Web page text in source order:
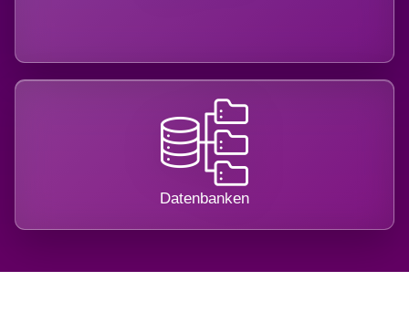
Datenbanken